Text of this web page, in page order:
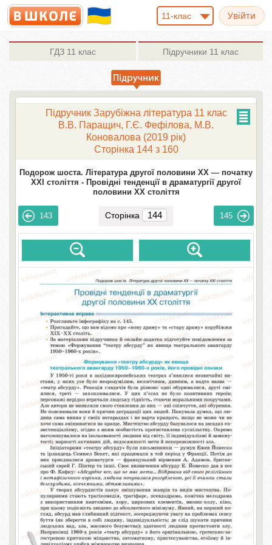
11-клас
ГДЗ11 клас Підручники 11 клас
Підручник Зарубіжна література 11 клас
В.В. Паращич, Г.Є. Фефілова, М.В.
Коновалова (2019 рік)
Сторінка 144 з 160
Подорож шоста. Література другої половини XX — початку
XXI століття - Провідні тенденції в драматургії другої
половини XX століття
143 Сторінка 145